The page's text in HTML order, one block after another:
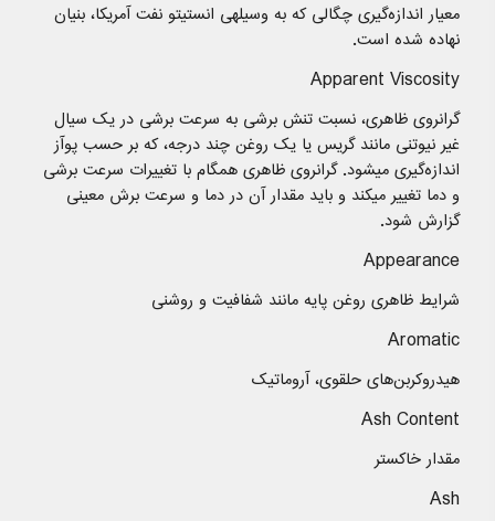
معیار اندازه‌گیری چگالی که به وسیلهی انستیتو نفت آمریکا، بنیان
نهاده شده است.
Apparent Viscosity
گرانروی ظاهری، نسبت تنش برشی به سرعت برشی در یک سیال
غیر نیوتنی مانند گریس یا یک روغن چند درجه، که بر حسب پوآز
اندازه‌گیری میشود. گرانروی ظاهری همگام با تغییرات سرعت برشی
و دما تغییر میکند و باید مقدار آن در دما و سرعت برش معینی
گزارش شود.
Appearance
شرایط ظاهری روغن پایه مانند شفافیت و روشنی
Aromatic
هیدروکربن‌های حلقوی، آروماتیک
Ash Content
مقدار خاكستر
Ash